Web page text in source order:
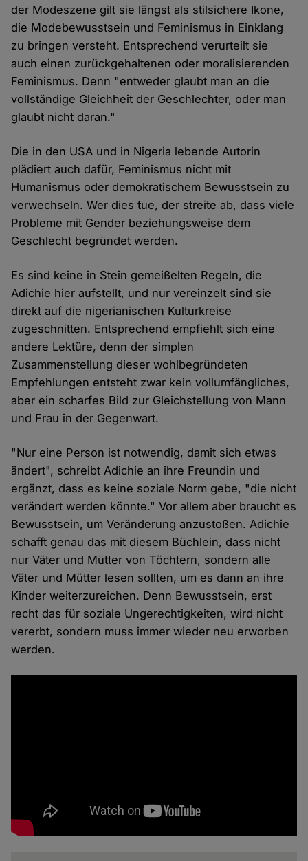
der Modeszene gilt sie längst als stilsichere Ikone,
die Modebewusstsein und Feminismus in Einklang
zu bringen versteht. Entsprechend verurteilt sie
auch einen zurückgehaltenen oder moralisierenden
Feminismus. Denn "entweder glaubt man an die
vollständige Gleichheit der Geschlechter, oder man
glaubt nicht daran."
Die in den USA und in Nigeria lebende Autorin
plädiert auch dafür, Feminismus nicht mit
Humanismus oder demokratischem Bewusstsein zu
verwechseln. Wer dies tue, der streite ab, dass viele
Probleme mit Gender beziehungsweise dem
Geschlecht begründet werden.
Es sind keine in Stein gemeißelten Regeln, die
Adichie hier aufstellt, und nur vereinzelt sind sie
direkt auf die nigerianischen Kulturkreise
zugeschnitten. Entsprechend empfiehlt sich eine
andere Lektüre, denn der simplen
Zusammenstellung dieser wohlbegründeten
Empfehlungen entsteht zwar kein vollumfängliches,
aber ein scharfes Bild zur Gleichstellung von Mann
und Frau in der Gegenwart.
"Nur eine Person ist notwendig, damit sich etwas
ändert", schreibt Adichie an ihre Freundin und
ergänzt, dass es keine soziale Norm gebe, "die nicht
verändert werden könnte." Vor allem aber braucht es
Bewusstsein, um Veränderung anzustoßen. Adichie
schafft genau das mit diesem Büchlein, dass nicht
nur Väter und Mütter von Töchtern, sondern alle
Väter und Mütter lesen sollten, um es dann an ihre
Kinder weiterzureichen. Denn Bewusstsein, erst
recht das für soziale Ungerechtigkeiten, wird nicht
vererbt, sondern muss immer wieder neu erworben
werden.